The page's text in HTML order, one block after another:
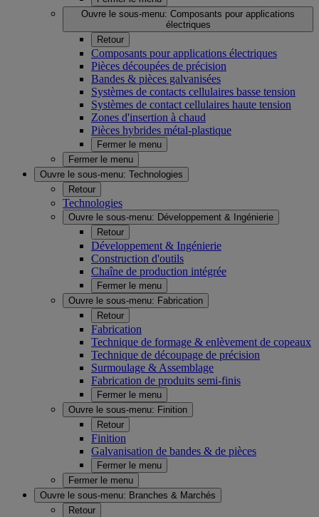
Ouvre le sous-menu: Composants pour applications
électriques
Retour
Composants pour applications électriques
Pièces découpées de précision
Bandes & pièces galvanisées
Systèmes de contacts cellulaires basse tension
Systèmes de contact cellulaires haute tension
Zones d'insertion à chaud
Pièces hybrides métal-plastique
Fermer le menu
Fermer le menu
Ouvre le sous-menu: Technologies
Retour
Technologies
Ouvre le sous-menu: Développement & Ingénierie
Retour
Développement & Ingénierie
Construction d'outils
Chaîne de production intégrée
Fermer le menu
Ouvre le sous-menu: Fabrication
Retour
Fabrication
Technique de formage & enlèvement de copeaux
Technique de découpage de précision
Surmoulage & Assemblage
Fabrication de produits semi-finis
Fermer le menu
Ouvre le sous-menu: Finition
Retour
Finition
Galvanisation de bandes & de pièces
Fermer le menu
Fermer le menu
Ouvre le sous-menu: Branches & Marchés
Retour